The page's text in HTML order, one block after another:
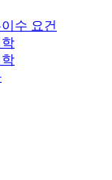
수 요건